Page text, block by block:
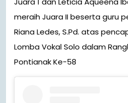
meraih Juara II beserta guru
Riana Ledes, S.Pd. atas
Lomba Vokal Solo dalam
Pontianak Ke-58